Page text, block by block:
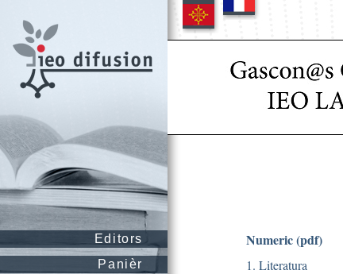
Editors
Panièr
Numeric (pdf)
1. Literatura